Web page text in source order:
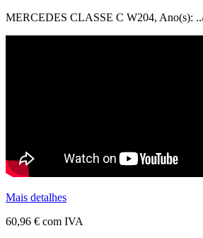
MERCEDES CLASSE C W204, Ano(s):
Mais detalhes
60,96 € com IVA